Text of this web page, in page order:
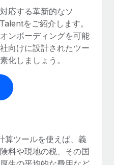
応する革新的なソ
をご紹介します。
ンボーディングを可能
向けに設計されたツー
化しましょう。
算ツールを使えば、義
料や現地の税、その国